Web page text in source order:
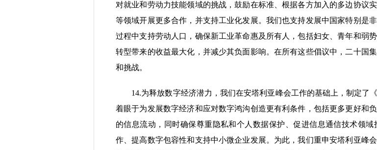
对就业和劳动力技能领域的挑战，鼓励在标准、根据各方加入的多边协议
等领域开展更多合作，并支持工业化发展。我们也支持发展中国家特别是
过程中支持劳动人口，确保新工业革命惠及所有人，包括妇女、青年和弱
转型带来的收益最大化，并减少其负面影响。在所有这些倡议中，二十国
和挑战。
14.为释放数字经济潜力，我们在安塔利亚峰会工作的基础上，制定了
着眼于为发展数字经济和应对数字鸿沟创造更有利条件，包括更多更好和
的信息流动，同时确保尊重隐私和个人数据保护、促进信息通信技术领
作、提高数字包容性和支持中小微企业发展。为此，我们重申安塔利亚峰